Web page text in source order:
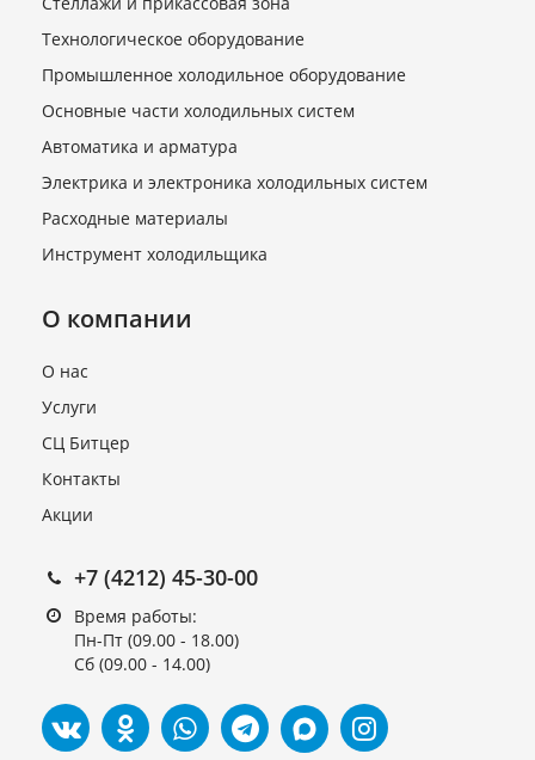
NEU 2178 U
В наличии
26 700 руб.
Компрессор (R134 нт 9,95)
Технологическое оборудование
Промышленное холодильное оборудование
Основные части холодильных систем
Автоматика и арматура
Электрика и электроника холодильных систем
Расходные материалы
Инструмент холодильщика
О компании
О нас
Услуги
СЦ Битцер
Контакты
Акции
+7 (4212) 45-30-00
Время работы:
Пн-Пт (09.00 - 18.00)
Сб (09.00 - 14.00)